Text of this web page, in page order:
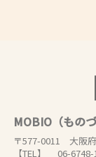
MOBIO（もの
〒577-0011 大阪
【TEL】 06-6748-